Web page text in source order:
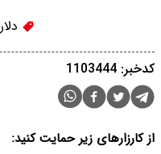
دلار
کدخبر: 1103444
از کارزارهای زیر حمایت کنید: